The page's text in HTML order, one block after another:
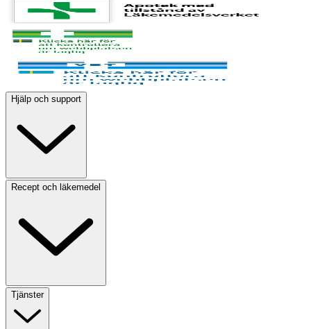
Hjälp och support
Recept och läkemedel
Tjänster